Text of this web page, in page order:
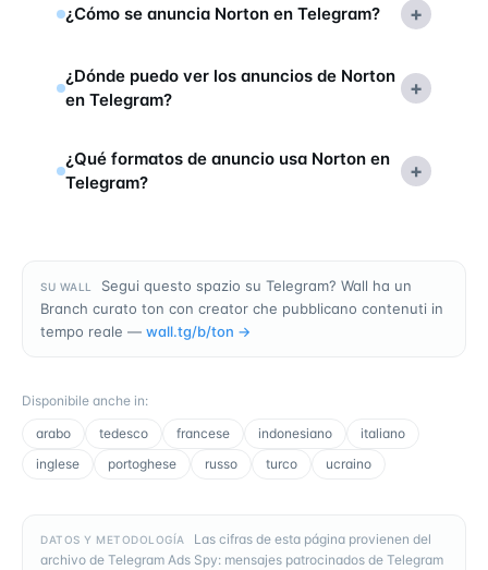
¿Cómo se anuncia Norton en Telegram? +
¿Dónde puedo ver los anuncios de Norton
en Telegram?
+
¿Qué formatos de anuncio usa Norton en
Telegram?
+
SU WALL
Segui questo spazio su Telegram? Wall ha un
Branch curato ton con creator che pubblicano contenuti in
tempo reale — wall.tg/b/ton →
Disponibile anche in:
arabo
tedesco francese indonesiano
italiano
inglese
portoghese russo turco ucraino
DATOS Y METODOLOGÍA
Las cifras de esta página provienen del
archivo de Telegram Ads Spy: mensajes patrocinados de Telegram